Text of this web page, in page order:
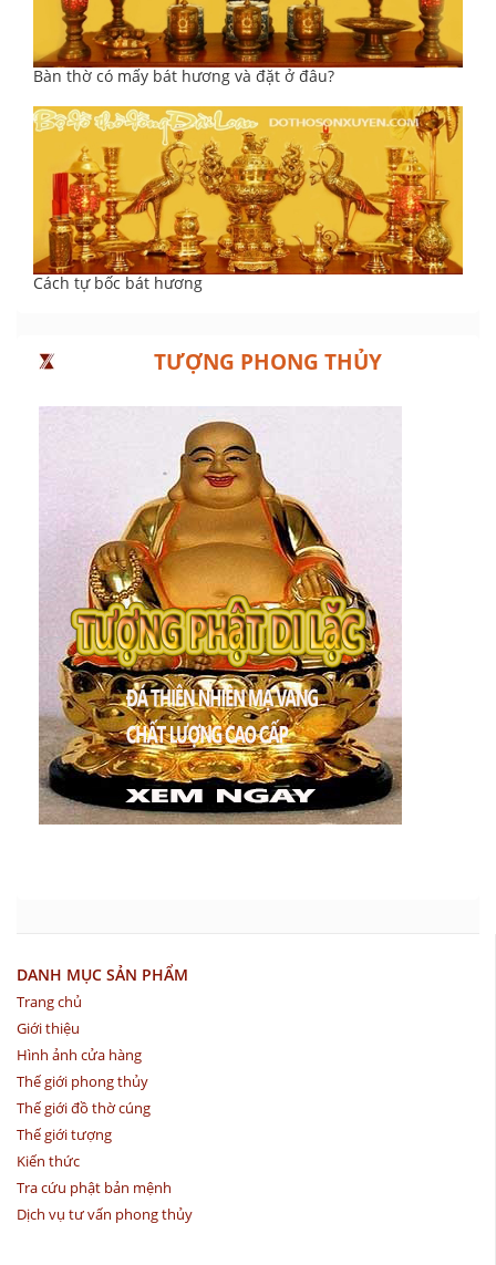
Bàn thờ có mấy bát hương và đặt ở đâu?
Cách tự bốc bát hương
TƯỢNG PHONG THỦY
DANH MỤC SẢN PHẨM
Trang chủ
Giới thiệu
Hình ảnh cửa hàng
Thế giới phong thủy
Thế giới đồ thờ cúng
Thế giới tượng
Kiến thức
Tra cứu phật bản mệnh
Dịch vụ tư vấn phong thủy